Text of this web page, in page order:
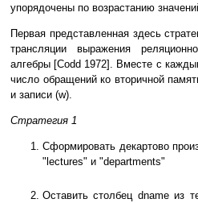
упорядочены по возрастанию
Первая представленная здесь
трансляции выражения
алгебры [Codd 1972]. Вместе с
число обращений ко вторичной
и записи (w).
Стратегия 1
Сформировать декартово
"lectures" и "departments"
Оставить столбец dname из